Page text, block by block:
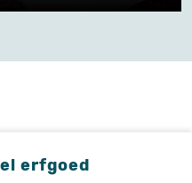
erfgoed